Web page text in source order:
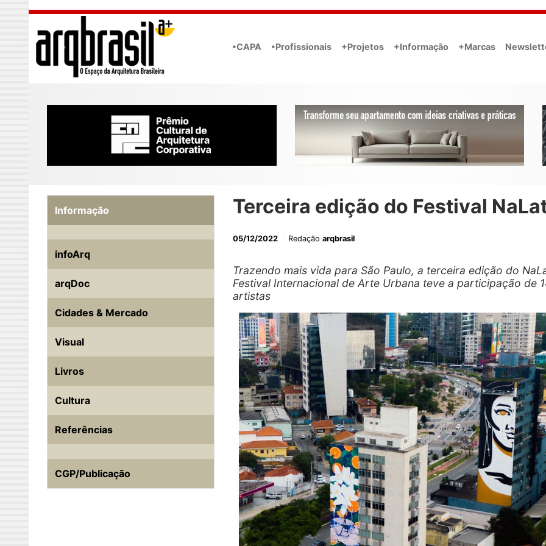
Skip to main content
•CAPA •Profissionais +Projetos +Informação +Marcas
Terceira edição do Festival
05/12/2022 Redação arqbrasil
Trazendo mais vida para São Paulo, a terceira edição do
Festival Internacional de Arte Urbana teve a participação de
artistas
Informação
infoArq
arqDoc
Cidades & Mercado
Visual
Livros
Cultura
Referências
CGP/Publicação